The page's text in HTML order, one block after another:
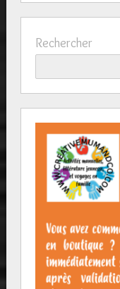
Rechercher